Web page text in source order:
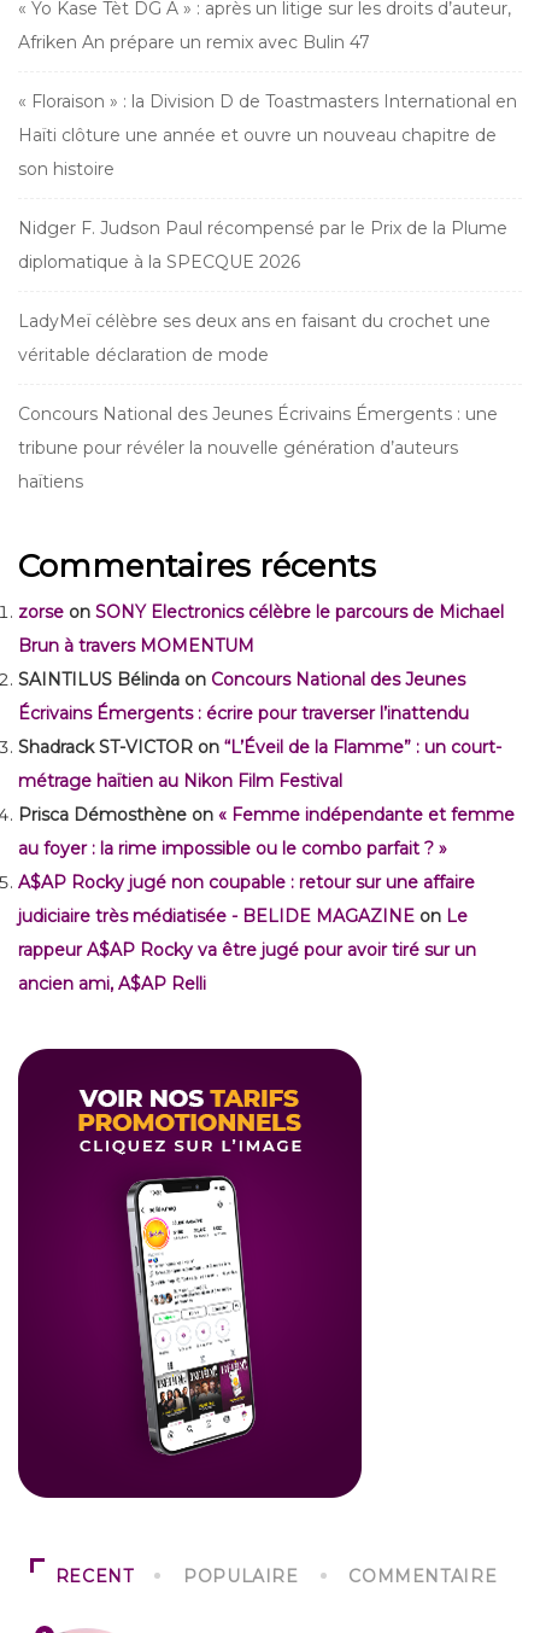
« Yo Kase Tèt DG A » : après un litige sur les droits d’auteur,
Afriken An prépare un remix avec Bulin 47
« Floraison » : la Division D de Toastmasters International en
Haïti clôture une année et ouvre un nouveau chapitre de
son histoire
Nidger F. Judson Paul récompensé par le Prix de la Plume
diplomatique à la SPECQUE 2026
LadyMeï célèbre ses deux ans en faisant du crochet une
véritable déclaration de mode
Concours National des Jeunes Écrivains Émergents : une
tribune pour révéler la nouvelle génération d’auteurs
haïtiens
Commentaires récents
zorse on SONY Electronics célèbre le parcours de Michael
Brun à travers MOMENTUM
SAINTILUS Bélinda on Concours National des Jeunes
Écrivains Émergents : écrire pour traverser l’inattendu
Shadrack ST-VICTOR on “L’Éveil de la Flamme” : un court-
métrage haïtien au Nikon Film Festival
Prisca Démosthène on « Femme indépendante et femme
au foyer : la rime impossible ou le combo parfait ? »
A$AP Rocky jugé non coupable : retour sur une affaire
judiciaire très médiatisée - BELIDE MAGAZINE on Le
rappeur A$AP Rocky va être jugé pour avoir tiré sur un
ancien ami, A$AP Relli
RECENT POPULAIRE COMMENTAIRE